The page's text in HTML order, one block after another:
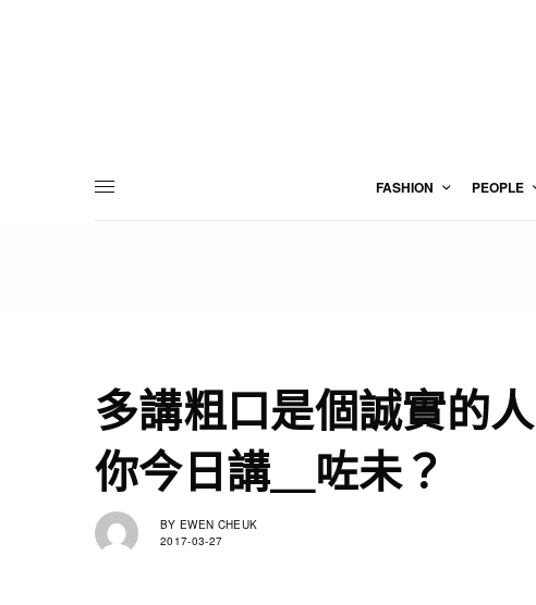
FASHION PEOPLE
多講粗口是個誠實的人
你今日講＿咗未？
BY EWEN CHEUK
2017-03-27